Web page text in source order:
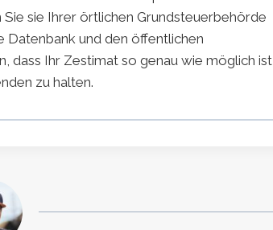
sie Ihrer örtlichen Grundsteuerbehörde
Datenbank und den öffentlichen
dass Ihr Zestimat so genau wie möglich ist,
zu halten.